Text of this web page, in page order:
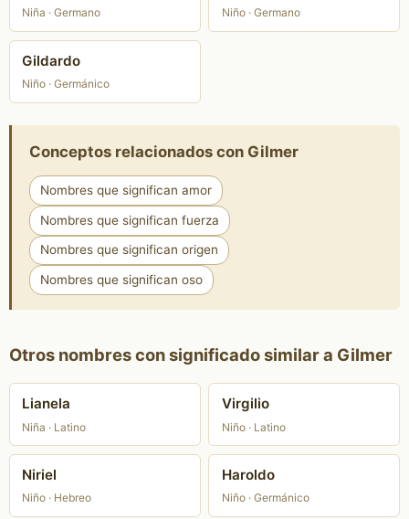
Niña · Germano Niño · Germano
Gildardo
Niño · Germánico
Conceptos relacionados con Gilmer
Nombres que significan amor
Nombres que significan fuerza
Nombres que significan origen
Nombres que significan oso
Otros nombres con significado similar a Gilmer
Lianela
Niña · Latino
Virgilio
Niño · Latino
Niriel
Niño · Hebreo
Haroldo
Niño · Germánico